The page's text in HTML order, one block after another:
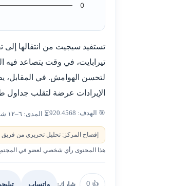
0
تيرابايت، في وقت يتصاعد فيه
لتحسن الهوامش. في المقابل،
الإيرادات عرضة لتقلب جداول
🎯 الهدف: 920.4568 ⏳ المدى: ٦–١٢ شهراً
إفصاح المركز: تحليل تحريري من فريق
هذا المحتوى رأي شخصي لعضو في
👍
0 شارك: واتساب